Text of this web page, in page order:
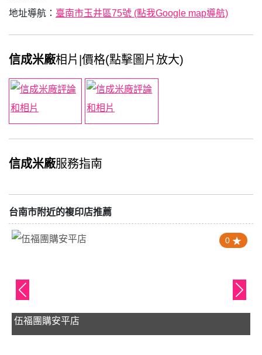
地址導航： 臺南市玉井區75號 (點我Google map導航)
信成米廠相片|價格(點擊圖片放大)
信成米廠服務指南
台南市附近的複印店推薦
0
伍福團購安平店